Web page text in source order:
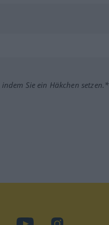
Sie ein Häkchen setzen.*